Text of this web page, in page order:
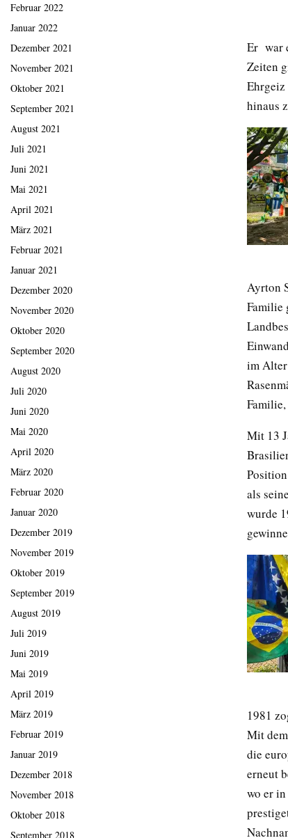
Er war
Zeiten
hinaus
Ayrton
Familie
im Alter
Mit 13
als
wurde
1981
Mit
die
erneut
wo er
Februar 2022
Januar 2022
Dezember 2021
November 2021
Oktober 2021
September 2021
August 2021
Juli 2021
Juni 2021
Mai 2021
April 2021
März 2021
Februar 2021
Januar 2021
Dezember 2020
November 2020
Oktober 2020
September 2020
August 2020
Juli 2020
Juni 2020
Mai 2020
April 2020
März 2020
Februar 2020
Januar 2020
Dezember 2019
November 2019
Oktober 2019
September 2019
August 2019
Juli 2019
Juni 2019
Mai 2019
April 2019
März 2019
Februar 2019
Januar 2019
Dezember 2018
November 2018
Oktober 2018
September 2018